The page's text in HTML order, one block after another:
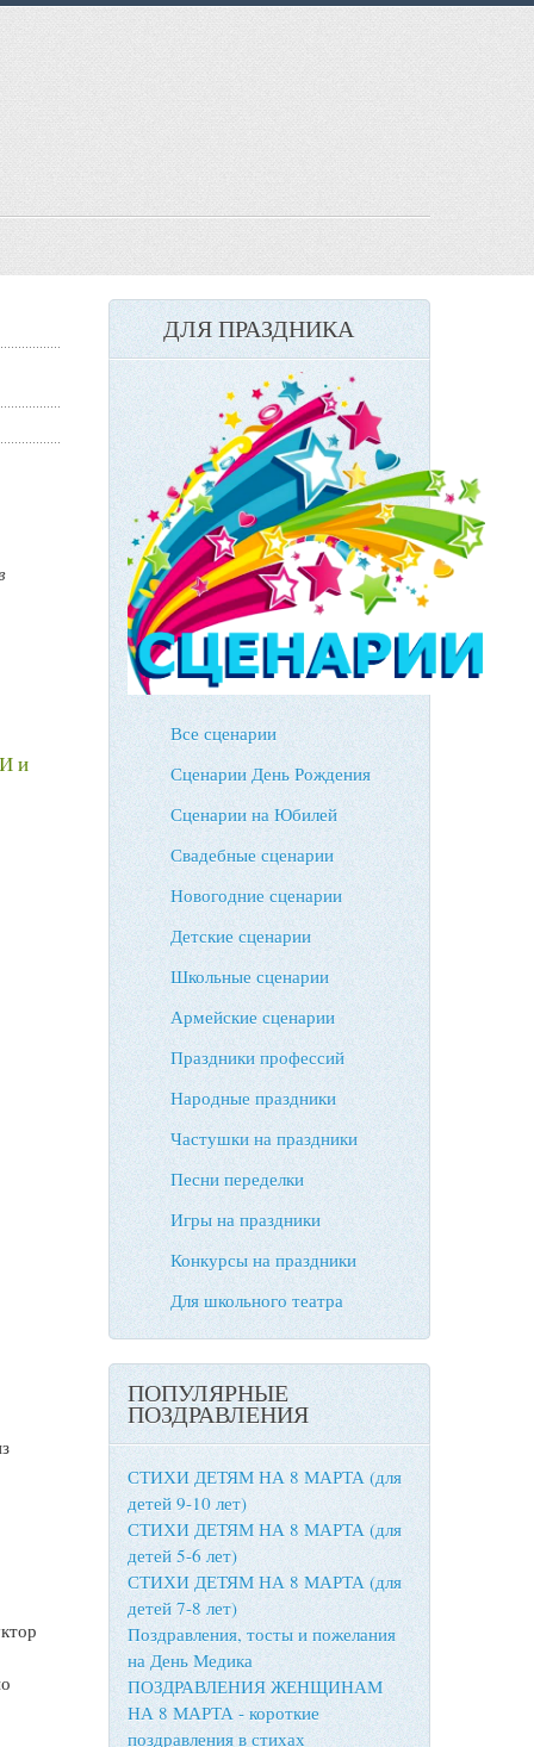
и
ДЛЯ ПРАЗДНИКА
Все сценарии
Сценарии День Рождения
Сценарии на Юбилей
Свадебные сценарии
Новогодние сценарии
Детские сценарии
Школьные сценарии
Армейские сценарии
Праздники профессий
Народные праздники
Частушки на праздники
Песни переделки
Игры на праздники
Конкурсы на праздники
Для школьного театра
ПОПУЛЯРНЫЕ
ПОЗДРАВЛЕНИЯ
СТИХИ ДЕТЯМ НА 8 МАРТА (для
детей 9-10 лет)
СТИХИ ДЕТЯМ НА 8 МАРТА (для
детей 5-6 лет)
СТИХИ ДЕТЯМ НА 8 МАРТА (для
детей 7-8 лет)
Поздравления, тосты и пожелания
на День Медика
ПОЗДРАВЛЕНИЯ ЖЕНЩИНАМ
НА 8 МАРТА - короткие
поздравления в стихах